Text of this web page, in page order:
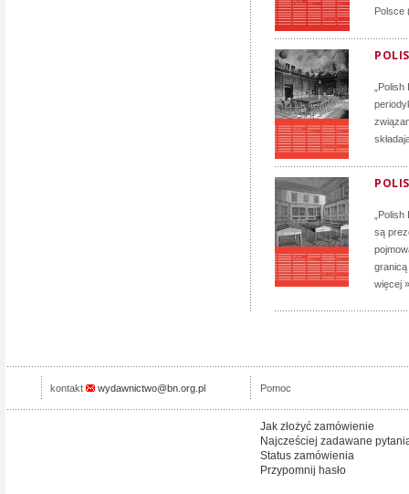
Polsce
są
więcej »
kontakt wydawnictwo@bn.org.pl Pomoc
Jak złożyć zamówienie
Najcześciej zadawane
Status zamówienia
Przypomnij hasło